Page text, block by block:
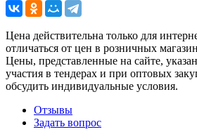
Цена действительна только для
отличаться от цен в розничных
Цены, представленные на сайте,
участия в тендерах и при оптовых
обсудить индивидуальные условия.
Отзывы
Задать вопрос